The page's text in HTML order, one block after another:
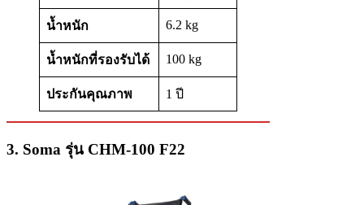
น้ำหนัก 6.2 kg
น้ำหนักที่รองรับได้ 100 kg
ประกันคุณภาพ 1 ปี
3. Soma รุ่น CHM-100 F22